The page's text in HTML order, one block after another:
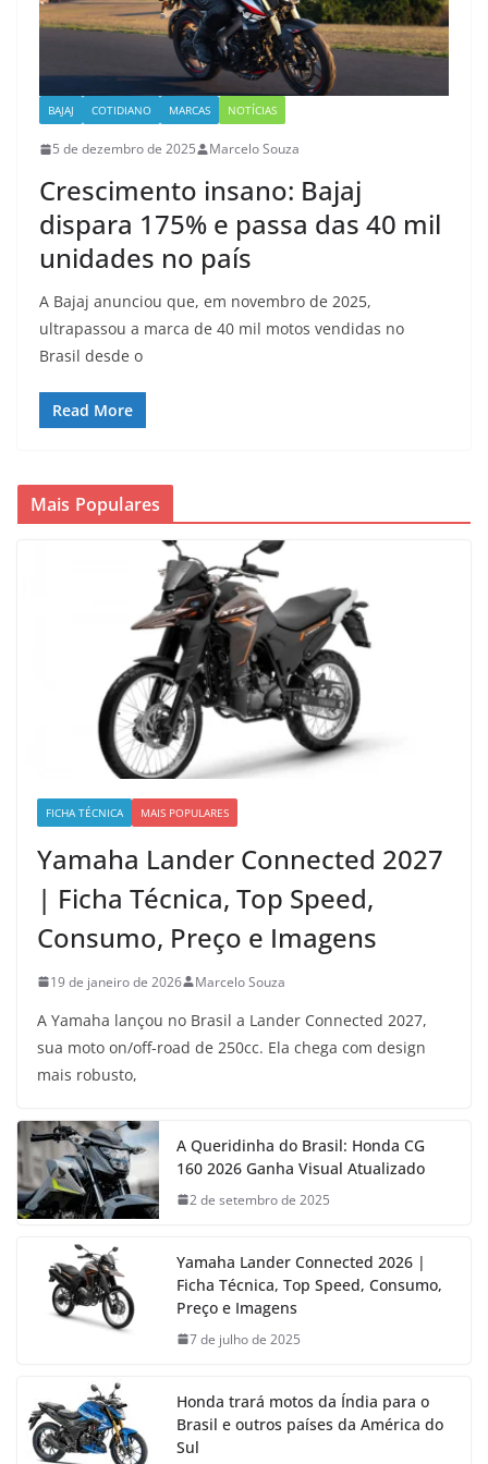
BAJAJ COTIDIANO MARCAS NOTÍCIAS
5 de dezembro de 2025 Marcelo Souza
Crescimento insano: Bajaj
dispara 175% e passa das 40 mil
unidades no país
A Bajaj anunciou que, em novembro de 2025,
ultrapassou a marca de 40 mil motos vendidas no
Brasil desde o
Read More
Mais Populares
FICHA TÉCNICA MAIS POPULARES
Yamaha Lander Connected 2027
| Ficha Técnica, Top Speed,
Consumo, Preço e Imagens
19 de janeiro de 2026 Marcelo Souza
A Yamaha lançou no Brasil a Lander Connected 2027,
sua moto on/off-road de 250cc. Ela chega com design
mais robusto,
A Queridinha do Brasil: Honda CG
160 2026 Ganha Visual Atualizado
2 de setembro de 2025
Yamaha Lander Connected 2026 |
Ficha Técnica, Top Speed, Consumo,
Preço e Imagens
7 de julho de 2025
Honda trará motos da Índia para o
Brasil e outros países da América do
Sul